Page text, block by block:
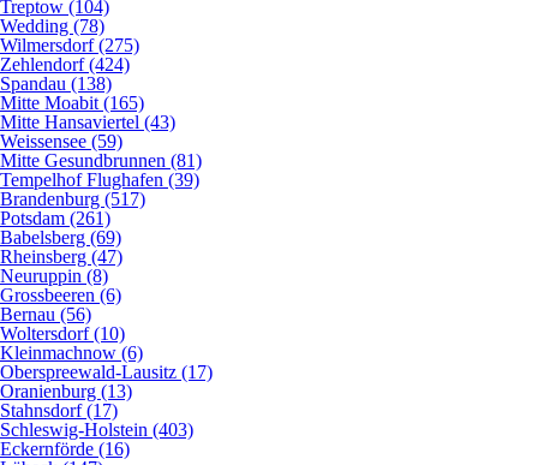
Treptow (104)
Wedding (78)
Wilmersdorf (275)
Zehlendorf (424)
Spandau (138)
Mitte Moabit (165)
Mitte Hansaviertel (43)
Weissensee (59)
Mitte Gesundbrunnen (81)
Tempelhof Flughafen (39)
Brandenburg (517)
Potsdam (261)
Babelsberg (69)
Rheinsberg (47)
Neuruppin (8)
Grossbeeren (6)
Bernau (56)
Woltersdorf (10)
Kleinmachnow (6)
Oberspreewald-Lausitz (17)
Oranienburg (13)
Stahnsdorf (17)
Schleswig-Holstein (403)
Eckernförde (16)